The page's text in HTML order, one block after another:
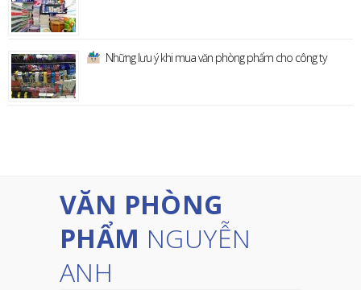
Những lưu ý khi mua văn phòng phẩm cho công ty
VĂN PHÒNG
PHẨM NGUYỄN
ANH